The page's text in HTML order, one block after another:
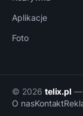
Aplikacje
Foto
© 2026 telix.pl —
O nasKontakt